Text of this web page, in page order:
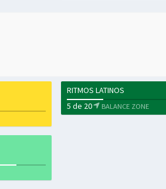
RITMOS LATINOS
5 de 20
BALANCE ZONE